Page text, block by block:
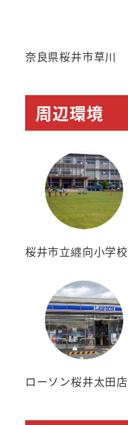
奈良県桜井市草川
周辺環境
桜井市立纒向小学校
ローソン桜井太田店